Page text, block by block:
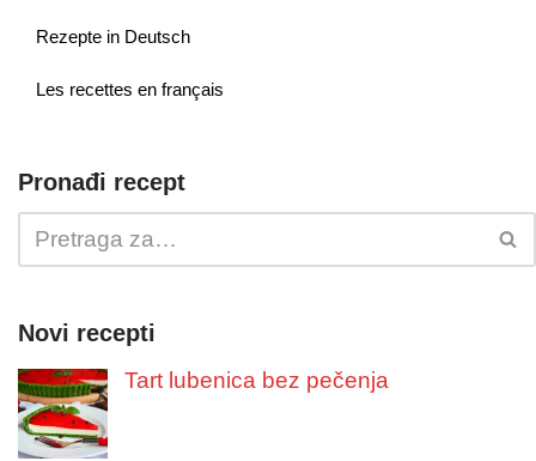
Rezepte in Deutsch
Les recettes en français
Pronađi recept
Novi recepti
Tart lubenica bez pečenja